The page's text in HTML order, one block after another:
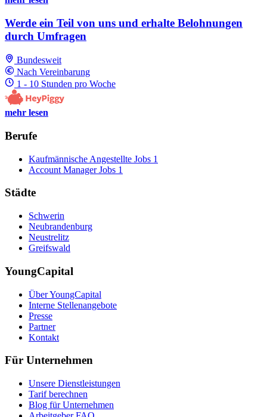
Werde ein Teil von uns und erhalte Belohnungen
durch Umfragen
Bundesweit
Nach Vereinbarung
1 - 10 Stunden pro Woche
mehr lesen
Berufe
Kaufmännische Angestellte Jobs 1
Account Manager Jobs 1
Städte
Schwerin
Neubrandenburg
Neustrelitz
Greifswald
YoungCapital
Über YoungCapital
Interne Stellenangebote
Presse
Partner
Kontakt
Für Unternehmen
Unsere Dienstleistungen
Tarif berechnen
Blog für Unternehmen